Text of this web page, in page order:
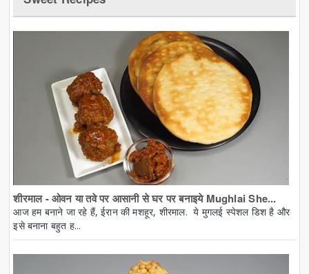
शीरमाल - ओवन या तवे पर आसानी से घर पर बनाइये Mughlai She...
आज हम बनाने जा रहे हैं, ईरान की मशहूर, शीरमाल. ये मुगलई स्पेशल डिश है और
इसे बनाना बहुत ह...